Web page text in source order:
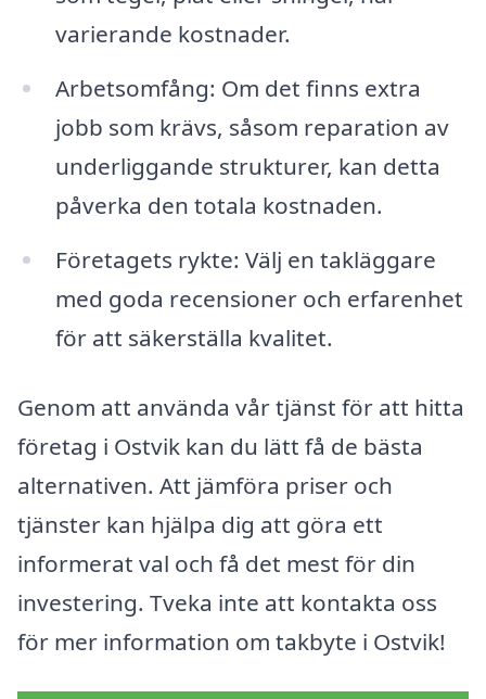
varierande kostnader.
Arbetsomfång: Om det finns extra
jobb som krävs, såsom reparation av
underliggande strukturer, kan detta
påverka den totala kostnaden.
Företagets rykte: Välj en takläggare
med goda recensioner och erfarenhet
för att säkerställa kvalitet.
Genom att använda vår tjänst för att hitta
företag i Ostvik kan du lätt få de bästa
alternativen. Att jämföra priser och
tjänster kan hjälpa dig att göra ett
informerat val och få det mest för din
investering. Tveka inte att kontakta oss
för mer information om takbyte i Ostvik!